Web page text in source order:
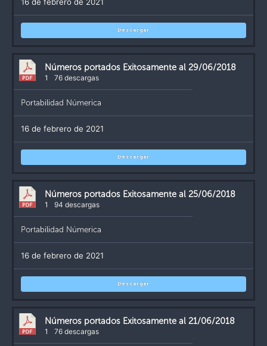
Descargar
Números portados Exitosamente al 29/06/2018
1 76 descargas
Portabilidad Númerica
16 de febrero de 2021
Descargar
Números portados Exitosamente al 25/06/2018
1 94 descargas
Portabilidad Númerica
16 de febrero de 2021
Descargar
Números portados Exitosamente al 21/06/2018
1 76 descargas